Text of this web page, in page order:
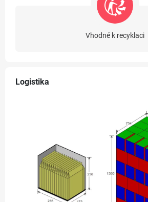
Vhodné k recyklaci
Logistika